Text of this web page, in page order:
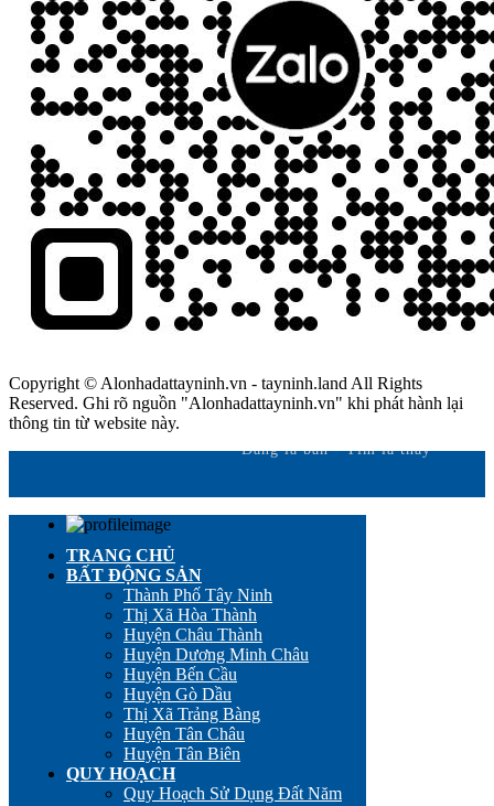
Copyright © Alonhadattayninh.vn - tayninh.land All Rights
Reserved. Ghi rõ nguồn "Alonhadattayninh.vn" khi phát hành lại
thông tin từ website này.
Đăng là bán - Tìm là thấy
TRANG CHỦ
BẤT ĐỘNG SẢN
Thành Phố Tây Ninh
Thị Xã Hòa Thành
Huyện Châu Thành
Huyện Dương Minh Châu
Huyện Bến Cầu
Huyện Gò Dầu
Thị Xã Trảng Bàng
Huyện Tân Châu
Huyện Tân Biên
QUY HOẠCH
Quy Hoạch Sử Dụng Đất Năm